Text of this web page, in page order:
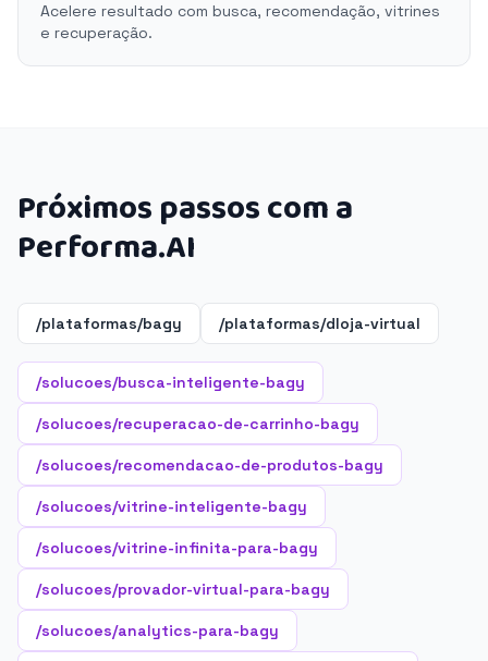
Acelere resultado com busca, recomendação, vitrines
e recuperação.
Próximos passos com a
Performa.AI
/plataformas/bagy /plataformas/dloja-virtual
/solucoes/busca-inteligente-bagy
/solucoes/recuperacao-de-carrinho-bagy
/solucoes/recomendacao-de-produtos-bagy
/solucoes/vitrine-inteligente-bagy
/solucoes/vitrine-infinita-para-bagy
/solucoes/provador-virtual-para-bagy
/solucoes/analytics-para-bagy